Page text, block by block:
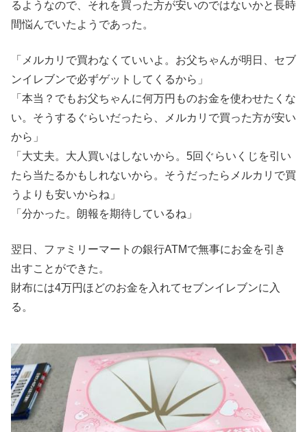
るようなので、それを買った方が安いのではないかと長時
間悩んでいたようであった。
「メルカリで買わなくていいよ。お父ちゃんが明日、セブ
ンイレブンで必ずゲットしてくるから」
「本当？でもお父ちゃんに何万円ものお金を使わせたくな
い。そうするぐらいだったら、メルカリで買った方が安い
から」
「大丈夫。大人買いはしないから。5回ぐらいくじを引い
たら当たるかもしれないから。そうだったらメルカリで買
うよりも安いからね」
「分かった。朗報を期待しているね」
翌日、ファミリーマートの銀行ATMで無事にお金を引き
出すことができた。
財布には4万円ほどのお金を入れてセブンイレブンに入
る。